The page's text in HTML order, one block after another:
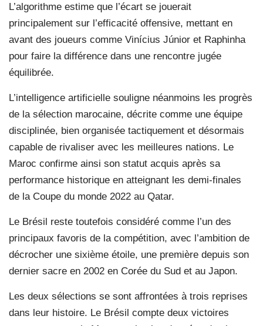
L’algorithme estime que l’écart se jouerait
principalement sur l’efficacité offensive, mettant en
avant des joueurs comme Vinícius Júnior et Raphinha
pour faire la différence dans une rencontre jugée
équilibrée.
L’intelligence artificielle souligne néanmoins les progrès
de la sélection marocaine, décrite comme une équipe
disciplinée, bien organisée tactiquement et désormais
capable de rivaliser avec les meilleures nations. Le
Maroc confirme ainsi son statut acquis après sa
performance historique en atteignant les demi-finales
de la Coupe du monde 2022 au Qatar.
Le Brésil reste toutefois considéré comme l’un des
principaux favoris de la compétition, avec l’ambition de
décrocher une sixième étoile, une première depuis son
dernier sacre en 2002 en Corée du Sud et au Japon.
Les deux sélections se sont affrontées à trois reprises
dans leur histoire. Le Brésil compte deux victoires